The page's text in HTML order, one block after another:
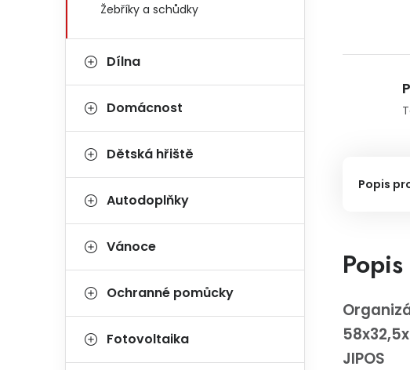
Žebříky a schůdky
Dílna
Domácnost
Dětská hřiště
Autodoplňky
Vánoce
Ochranné pomůcky
Fotovoltaika
Popis
JIPOS